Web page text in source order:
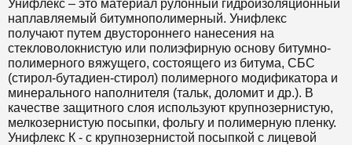
Унифлекс – это материал рулонный гидроизоляционный
наплавляемый битумнополимерный. Унифлекс
получают путем двустороннего нанесения на
стекловолокнистую или полиэфирную основу битумно-
полимерного вяжущего, состоящего из битума, СБС
(стирол-бутадиен-стирол) полимерного модификатора и
минерального наполнителя (тальк, доломит и др.). В
качестве защитного слоя используют крупнозернистую,
мелкозернистую посыпки, фольгу и полимерную пленку.
Унифлекс К - с крупнозернистой посыпкой с лицевой